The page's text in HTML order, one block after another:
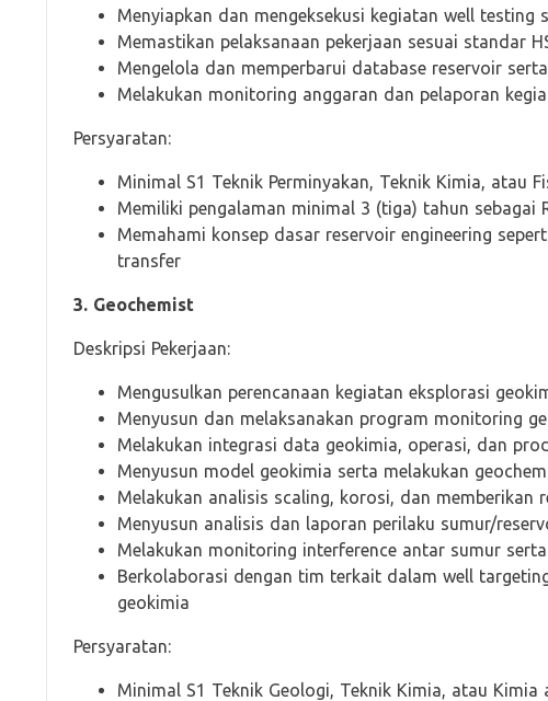
Menyiapkan dan mengeksekusi kegiatan well
Memastikan pelaksanaan pekerjaan sesuai standar
Mengelola dan memperbarui database reservoir
Melakukan monitoring anggaran dan pelaporan
Persyaratan:
Minimal S1 Teknik Perminyakan, Teknik Kimia, atau
Memiliki pengalaman minimal 3 (tiga) tahun sebagai
Memahami konsep dasar reservoir engineering
transfer
3. Geochemist
Deskripsi Pekerjaan:
Mengusulkan perencanaan kegiatan eksplorasi
Menyusun dan melaksanakan program monitoring
Melakukan integrasi data geokimia, operasi, dan
Menyusun model geokimia serta melakukan
Melakukan analisis scaling, korosi, dan memberikan
Menyusun analisis dan laporan perilaku sumur/
Melakukan monitoring interference antar sumur
Berkolaborasi dengan tim terkait dalam well
geokimia
Persyaratan:
Minimal S1 Teknik Geologi, Teknik Kimia, atau